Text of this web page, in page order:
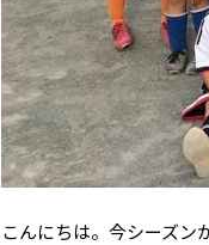
こんにちは。今シーズン